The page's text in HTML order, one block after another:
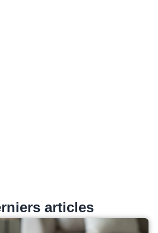
articles